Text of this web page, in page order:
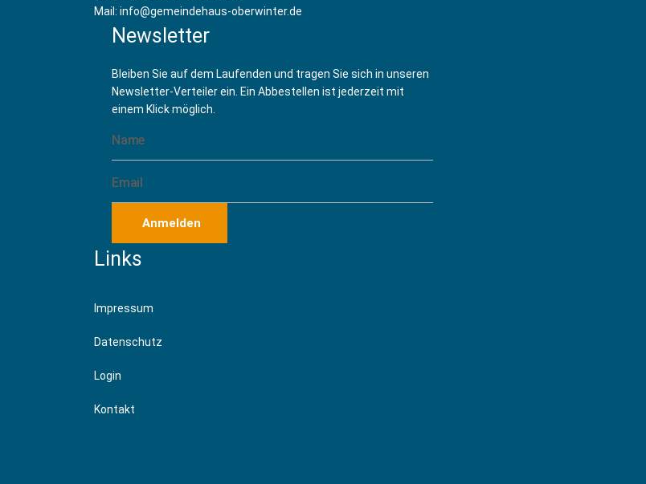
Mail: info@gemeindehaus-oberwinter.de
Newsletter
Bleiben Sie auf dem Laufenden und tragen Sie sich in unseren
Newsletter-Verteiler ein. Ein Abbestellen ist jederzeit mit
einem Klick möglich.
Anmelden
Links
Impressum
Datenschutz
Login
Kontakt